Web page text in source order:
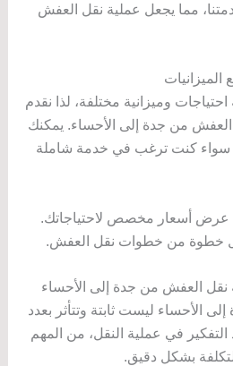
مما يجعل عملية نقل العفش
وميزانية مختلفة، لذا نقدم
من جدة إلى الأحساء. يمكنك
سواء كنت ترغب في خدمة شاملة
عرض أسعار مخصص لاحتياجاتك.
خطوة من خطوات نقل العفش.
نقل العفش من جدة إلى الأحساء
الأحساء ليست ثابتة وتتأثر بعدد
في عملية النقل، من المهم
بشكل دقيق.